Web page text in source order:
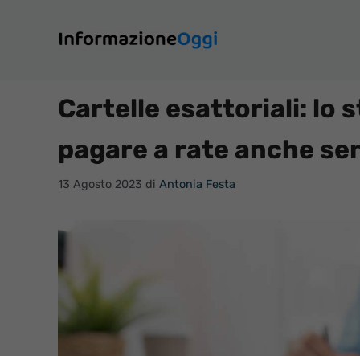
contenuto
Cartelle esattoriali: lo
pagare a rate anche
13 Agosto 2023 di Antonia Festa